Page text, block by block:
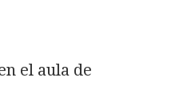
el aula de